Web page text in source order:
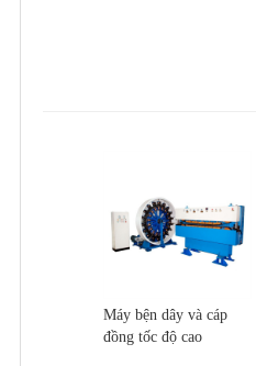
Máy bện dây và cáp
đồng tốc độ cao